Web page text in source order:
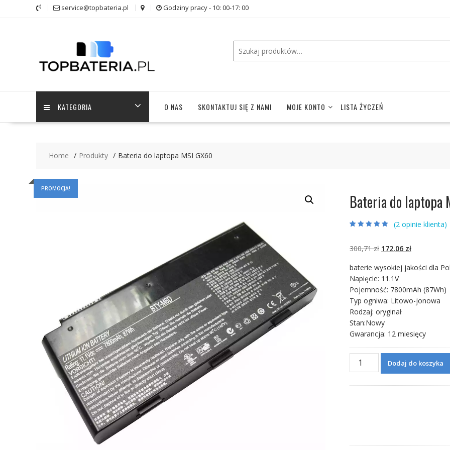
service@topbateria.pl Godziny pracy - 10: 00-17: 00
KATEGORIA O NAS SKONTAKTUJ SIĘ Z NAMI MOJE KONTO LISTA ŻYCZEŃ
Home Produkty Bateria do laptopa MSI GX60
PROMOCJA!
Bateria do laptopa
ocen klientów
(2 opinie klienta)
300,71zł Pierwotna
wynosiła:
300,71 zł.
172,06 złAktualna
wynosi:
baterie wysokiej jakości dla
Napięcie: 11.1V
Pojemność: 7800mAh (87Wh)
Typ ogniwa: Litowo-jonowa
Rodzaj: oryginał
Stan:Nowy
Gwarancja: 12 miesięcy
ilość
Bateria
Dodaj do koszyka